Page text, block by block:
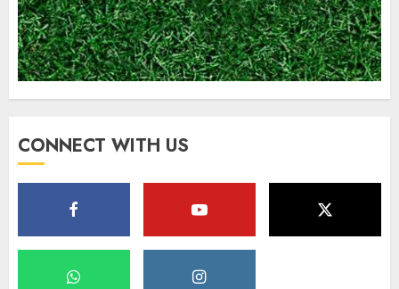
CONNECT WITH US